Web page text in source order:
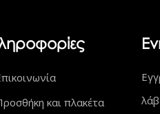
και πλακέτα